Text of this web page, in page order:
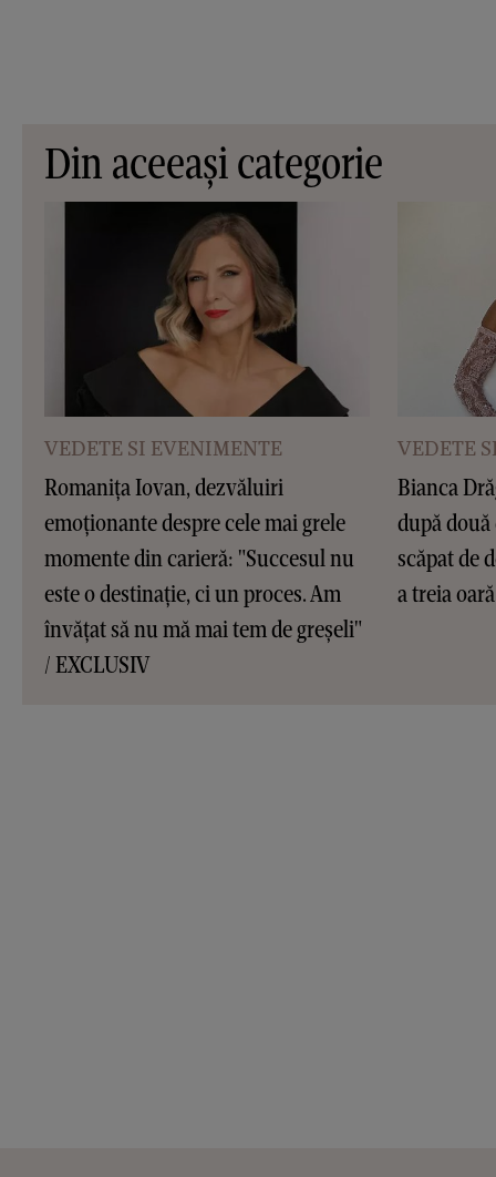
Din aceeași categorie
VEDETE SI EVENIMENTE
Romanița Iovan, dezvăluiri
emoționante despre cele mai grele
momente din carieră: "Succesul nu
este o destinație, ci un proces. Am
învățat să nu mă mai tem de greșeli"
/ EXCLUSIV
VEDETE
Bianca
după
scăpat de
a treia